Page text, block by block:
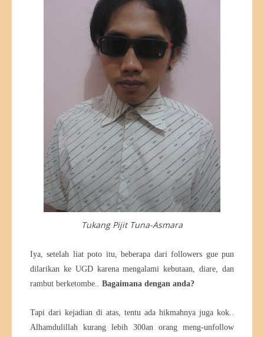
Tukang Pijit Tuna-Asmara
Iya, setelah liat poto itu, beberapa dari followers gue pun
dilarikan ke UGD karena mengalami kebutaan, diare, dan
rambut berketombe.. Bagaimana dengan anda?
Tapi dari kejadian di atas, tentu ada hikmahnya juga kok..
Alhamdulillah kurang lebih 300an orang meng-unfollow